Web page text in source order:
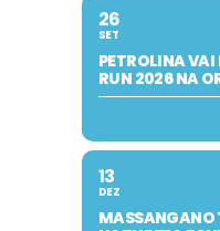
26
SET
PETROLINA VAI
RUN 2026 NA
13
DEZ
MASSANGANO